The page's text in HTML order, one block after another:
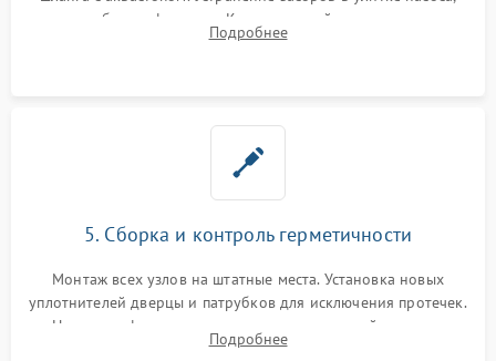
патрубках и фильтрах. Компонентный ремонт платы
управления, восстановление поврежденной проводки.
Подробнее
5. Сборка и контроль герметичности
Монтаж всех узлов на штатные места. Установка новых
уплотнителей дверцы и патрубков для исключения протечек.
Надежная фиксация хомутов гидравлической системы,
сборка корпуса и установка датчика поплавка.
Подробнее